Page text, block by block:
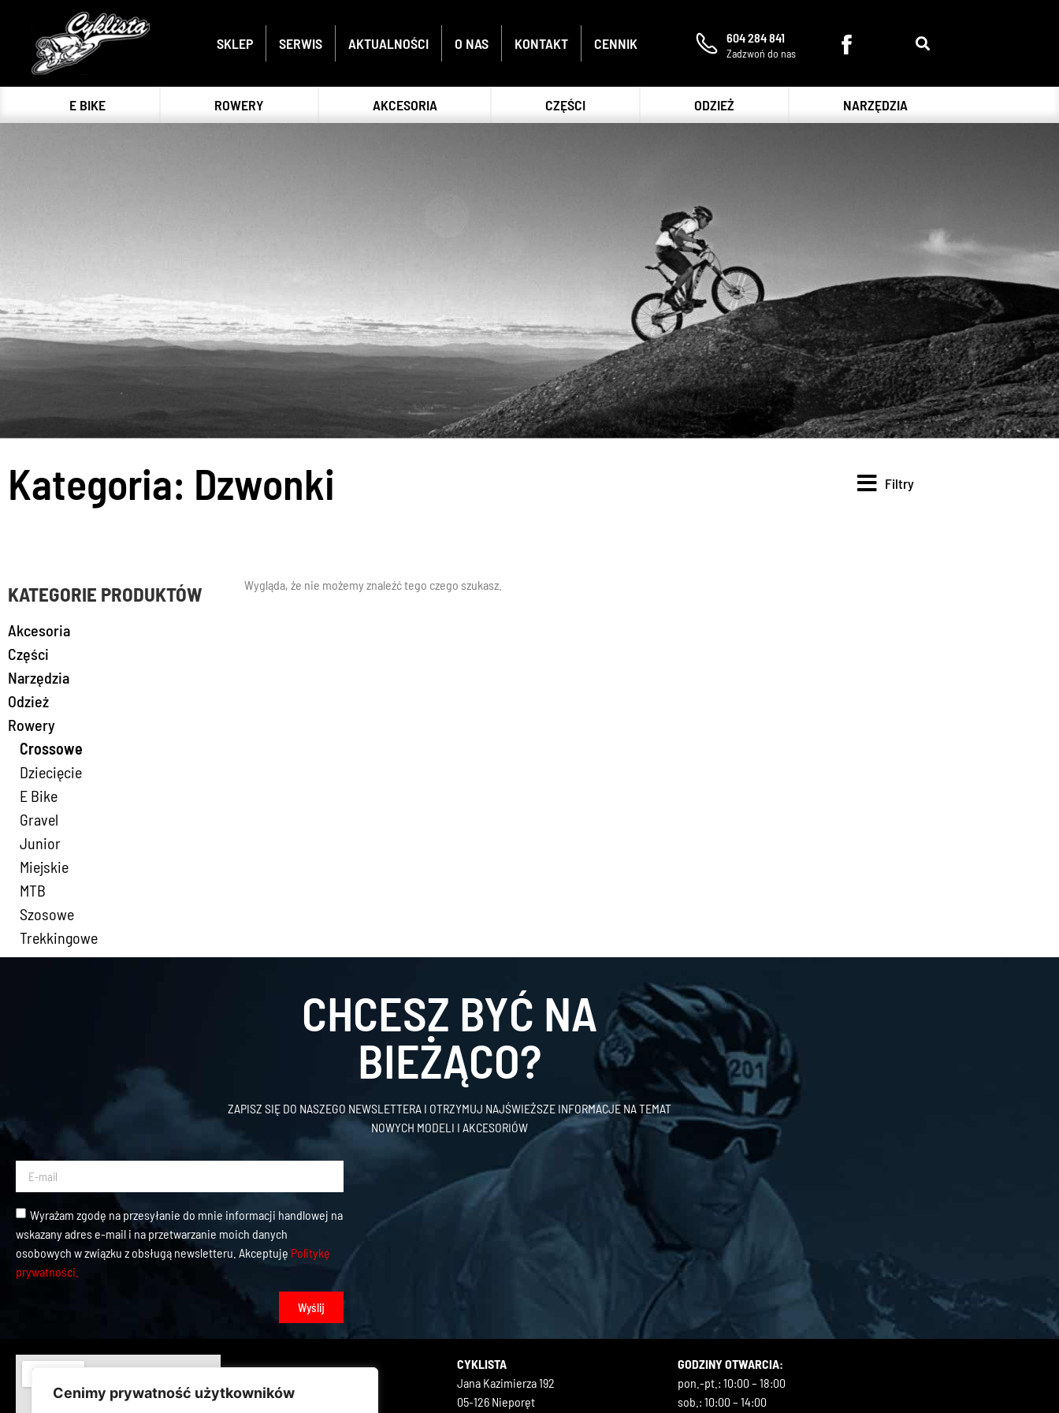
Cenimy prywatność użytkowników
SKLEP SERWIS AKTUALNOŚCI O NAS KONTAKT CENNIK 604 284 841
Zadzwoń do nas
E BIKE ROWERY AKCESORIA CZĘŚCI ODZIEŻ NARZĘDZIA
Kategoria: Dzwonki Filtry
KATEGORIE PRODUKTÓW
Akcesoria
Części
Narzędzia
Odzież
Rowery
Crossowe
Dziecięcie
E Bike
Gravel
Junior
Miejskie
MTB
Szosowe
Trekkingowe
Wygląda, że nie możemy znaleźć tego czego szukasz.
CHCESZ BYĆ NA
BIEŻĄCO?
ZAPISZ SIĘ DO NASZEGO NEWSLETTERA I OTRZYMUJ NAJŚWIEŻSZE INFORMACJE NA TEMAT
NOWYCH MODELI I AKCESORIÓW
Wyrażam zgodę na przesyłanie do mnie informacji handlowej na
wskazany adres e-mail i na przetwarzanie moich danych
osobowych w związku z obsługą newsletteru. Akceptuję Politykę
prywatności.
Wyślij
CYKLISTA
Jana Kazimierza 192
05-126 Nieporęt
GODZINY OTWARCIA:
pon.-pt.: 10:00 – 18:00
sob.: 10:00 – 14:00